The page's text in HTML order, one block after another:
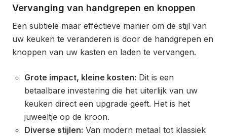
Vervanging van handgrepen en knoppen
Een subtiele maar effectieve manier om de stijl van
uw keuken te veranderen is door de handgrepen en
knoppen van uw kasten en laden te vervangen.
Grote impact, kleine kosten: Dit is een
betaalbare investering die het uiterlijk van uw
keuken direct een upgrade geeft. Het is het
juweeltje op de kroon.
Diverse stijlen: Van modern metaal tot klassiek